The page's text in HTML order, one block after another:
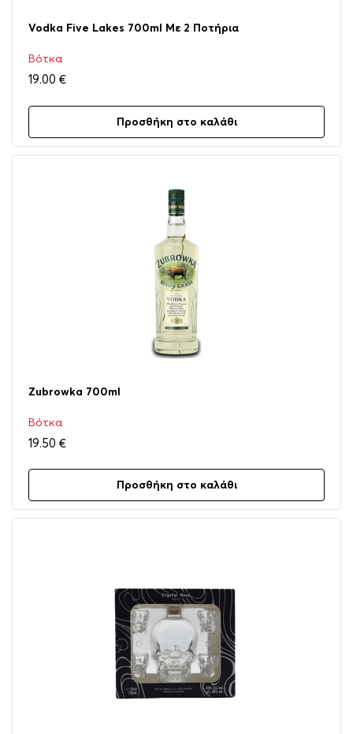
Vodka Five Lakes 700ml Με 2 Ποτήρια
Βότκα
19.00 €
Προσθήκη στο καλάθι
Zubrowka 700ml
Βότκα
19.50 €
Προσθήκη στο καλάθι